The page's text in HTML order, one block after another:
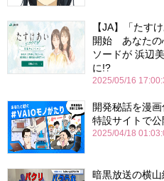
【JA】「たす
開始 あなたの
ソードが 浜辺
に!?
2025/05/16
開発秘話を漫
特設サイトで公
2025/04/18
暗黒放送の横